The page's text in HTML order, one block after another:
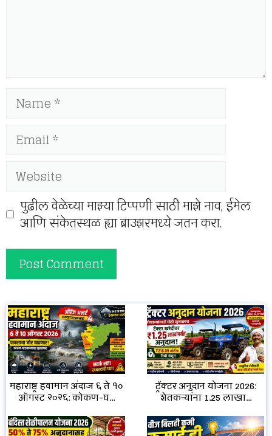
Name
Email
Website
पुढील वेळेच्या माझ्या टिप्पणी साठी माझे नाव, ईमेल
आणि संकेतस्थळ ह्या ब्राउझरमध्ये जतन करा.
महाराष्ट्र हवामान अंदाज ६ ते १०
ऑगस्ट २०२६: कोकण-घ...
ट्रॅक्टर अनुदान योजना 2026:
शेतकऱ्यांना ₹1.25 लाखा...